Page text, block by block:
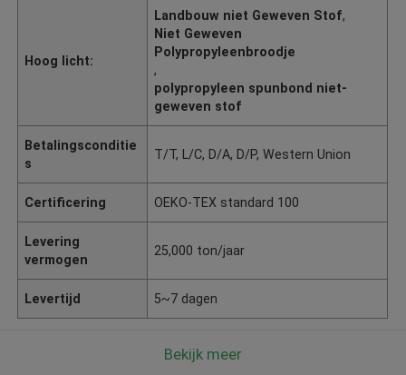
Hoog licht:
Landbouw niet Geweven Stof,
Niet Geweven
Polypropyleenbroodje
,
polypropyleen spunbond niet-
geweven stof
Betalingsconditie
s
T/T, L/C, D/A, D/P, Western Union
Certificering OEKO-TEX standard 100
Levering
vermogen
25,000 ton/jaar
Levertijd 5~7 dagen
Bekijk meer